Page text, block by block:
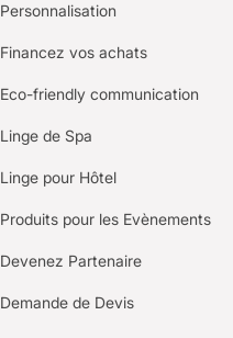
Personnalisation
Financez vos achats
Eco-friendly communication
Linge de Spa
Linge pour Hôtel
Produits pour les Evènements
Devenez Partenaire
Demande de Devis